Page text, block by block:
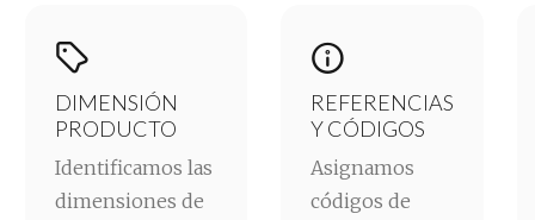

DIMENSIÓN
PRODUCTO
Identificamos las
dimensiones de

REFERENCIAS
Y CÓDIGOS
Asignamos
códigos de